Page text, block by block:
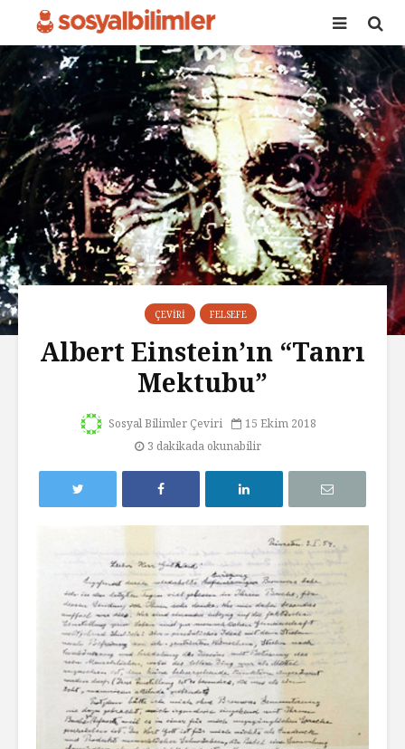
ÇEVIRI FELSEFE
Albert Einstein’ın “Tanrı
Mektubu”
Sosyal Bilimler Çeviri
15 Ekim 2018
3 dakikada okunabilir